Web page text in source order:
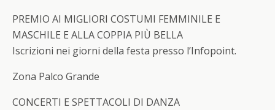
PREMIO AI MIGLIORI COSTUMI FEMMINILE E
MASCHILE E ALLA COPPIA PIÙ BELLA
Iscrizioni nei giorni della festa presso l’Infopoint.
Zona Palco Grande
CONCERTI E SPETTACOLI DI DANZA